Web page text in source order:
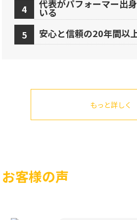
代表がパフォーマー出
いる
安心と信頼の20年間以
もっと詳しく
お客様の声